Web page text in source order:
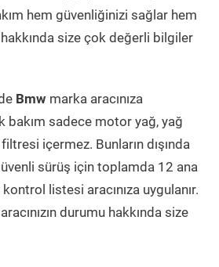
hem güvenliğinizi sağlar hem
hakkında size çok değerli bilgiler
Bmw marka aracınıza
bakım sadece motor yağ, yağ
içermez. Bunların dışında
güvenli sürüş için toplamda 12 ana
listesi aracınıza uygulanır.
durumu hakkında size